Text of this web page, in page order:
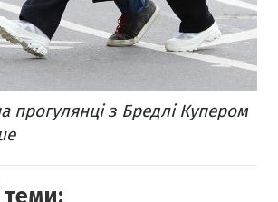
прогулянці з Бредлі Купером